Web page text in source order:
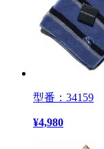
型番：34159
¥4,980